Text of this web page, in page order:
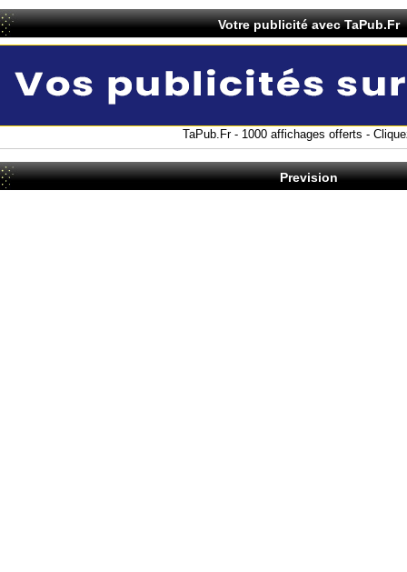
Votre publicité avec TaPub.Fr
TaPub.Fr - 1000 affichages offerts -
Prevision